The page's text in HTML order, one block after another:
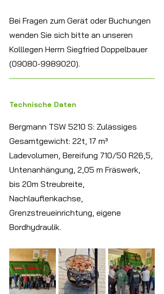
Bei Fragen zum Gerät oder Buchungen
wenden Sie sich bitte an unseren
Kolllegen Herrn Siegfried Doppelbauer
(09080-9989020).
Technische Daten
Bergmann TSW 5210 S: Zulässiges
Gesamtgewicht: 22t, 17 m³
Ladevolumen, Bereifung 710/50 R26,5,
Untenanhängung, 2,05 m Fräswerk,
bis 20m Streubreite,
Nachlauflenkachse,
Grenzstreueinrichtung, eigene
Bordhydraulik.